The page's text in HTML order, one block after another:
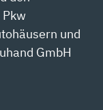
und
GmbH